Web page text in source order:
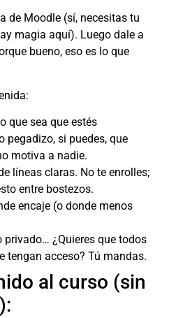
de Moodle (sí, necesitas tu
magia aquí). Luego dale a
bueno, eso es lo que
que sea que estés
pegadizo, si puedes, que
motiva a nadie.
líneas claras. No te enrolles;
entre bostezos.
encaje (o donde menos
privado… ¿Quieres que todos
tengan acceso? Tú mandas.
al curso (sin